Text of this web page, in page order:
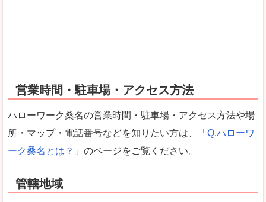
営業時間・駐車場・アクセス方法
ハローワーク桑名の営業時間・駐車場・アクセス方法や場
所・マップ・電話番号などを知りたい方は、「 Q.ハローワ
ーク桑名とは？ 」のページをご覧ください。
管轄地域